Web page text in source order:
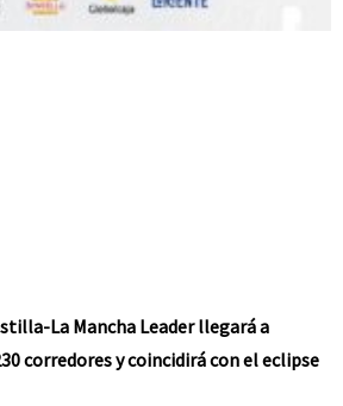
La Mancha Leader llegará a
corredores y coincidirá con el eclipse